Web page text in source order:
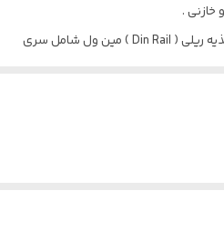
خازنی .
پس از استفاده گسترده منابع تغذیه ریلی ( Din Rail ) مین ول شامل سری
به نصف و بالا رفتن بازده خروجی آن